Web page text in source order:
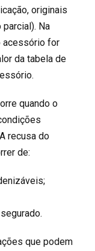
originais
Na
acessório for
da tabela de
quando o
recusa do
de:
que podem